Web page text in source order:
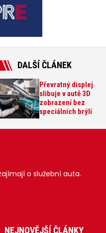
DALŠÍ ČLÁNEK
Převratný displej
slibuje v autě 3D
zobrazení bez
speciálních brýlí
o služební auta.
NEJNOVĚJŠÍ ČLÁNKY